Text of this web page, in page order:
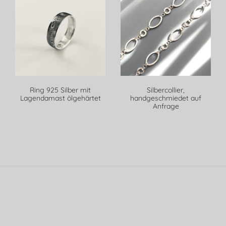
Ring 925 Silber mit
Lagendamast ölgehärtet
Silbercollier,
handgeschmiedet auf
Anfrage